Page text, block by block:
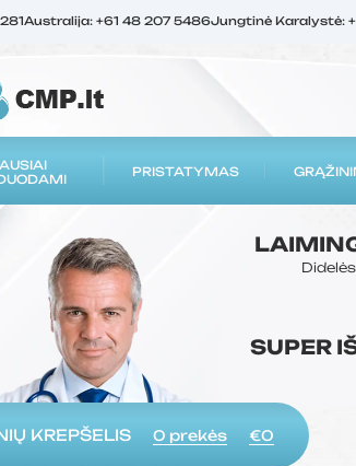
Australija: +61 48 207 5486Jungtinė Karalystė:
PRISTATYMAS
SUPER
KREPŠELIS 0 prekės €0